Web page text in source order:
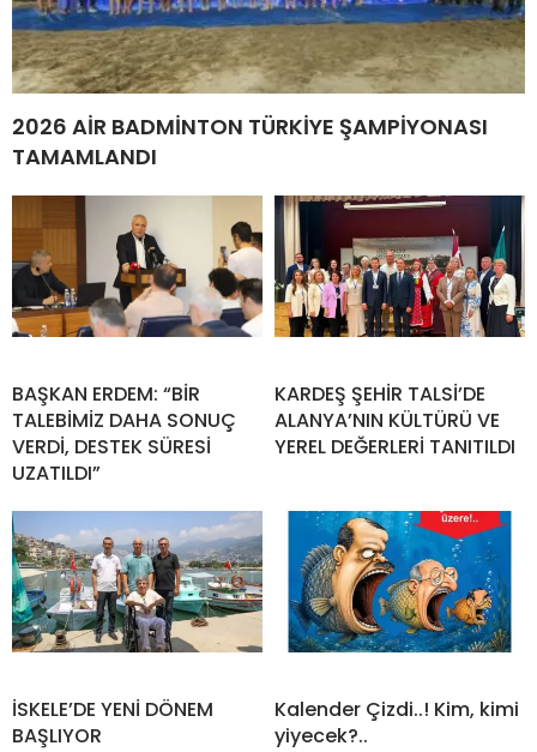
2026 AİR BADMİNTON TÜRKİYE ŞAMPİYONASI
TAMAMLANDI
BAŞKAN ERDEM: “BİR
TALEBİMİZ DAHA SONUÇ
VERDİ, DESTEK SÜRESİ
UZATILDI”
KARDEŞ ŞEHİR TALSİ’DE
ALANYA’NIN KÜLTÜRÜ VE
YEREL DEĞERLERİ TANITILDI
İSKELE’DE YENİ DÖNEM
BAŞLIYOR
Kalender Çizdi..! Kim, kimi
yiyecek?..